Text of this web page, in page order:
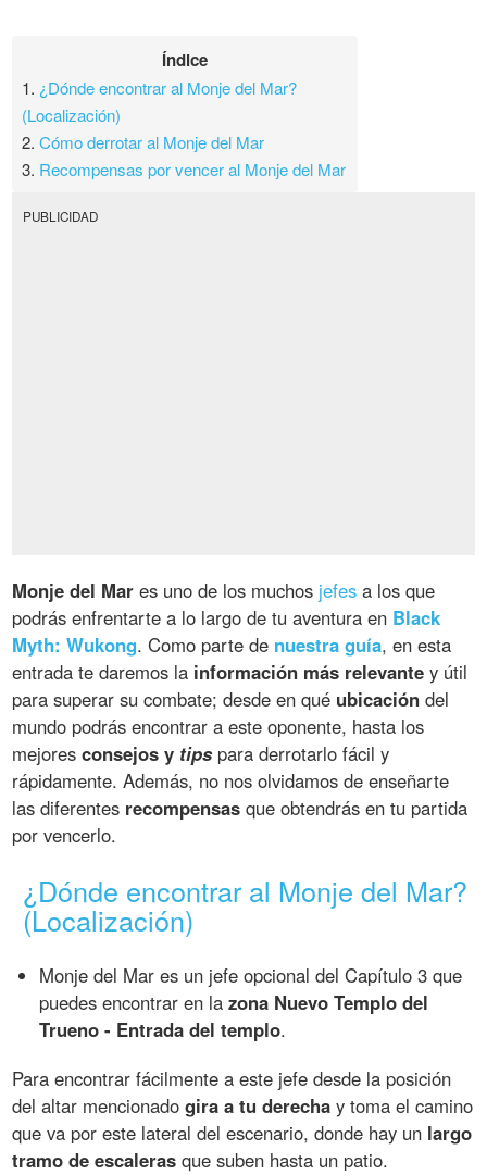
Índice
1. ¿Dónde encontrar al Monje del Mar?
(Localización)
2.Cómo derrotar al Monje del Mar
3. Recompensas por vencer al Monje del Mar
PUBLICIDAD
Monje del Mar es uno de los muchos jefes a los que
podrás enfrentarte a lo largo de tu aventura en Black
Myth: Wukong. Como parte de nuestra guía, en esta
entrada te daremos la información más relevante y útil
para superar su combate; desde en qué ubicación del
mundo podrás encontrar a este oponente, hasta los
mejoresconsejos y tipspara derrotarlo fácil y
rápidamente. Además, no nos olvidamos de enseñarte
las diferentes recompensas que obtendrás en tu partida
por vencerlo.
¿Dónde encontrar al Monje del Mar?
(Localización)
Monje del Mar es un jefe opcional del Capítulo 3 que
puedes encontrar en lazona Nuevo Templo del
Trueno - Entrada del templo.
Para encontrar fácilmente a este jefe desde la posición
del altar mencionadogira a tu derecha y toma el camino
que va por este lateral del escenario, donde hay un largo
tramo de escaleras que suben hasta un patio.